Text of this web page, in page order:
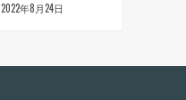
2022年8月24日